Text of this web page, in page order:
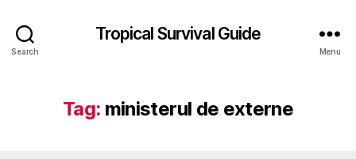
Search
Tropical Survival Guide
Menu
Tag: ministerul de externe